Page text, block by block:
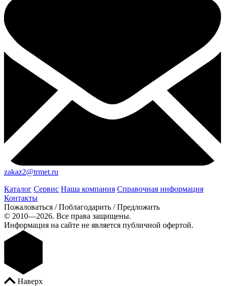
zakaz2@trmet.ru
Каталог Сервис Наша компания Справочная информация
Контакты
Пожаловаться / Поблагодарить / Предложить
© 2010—2026. Все права защищены.
Информация на сайте не является публичной офертой.
Наверх